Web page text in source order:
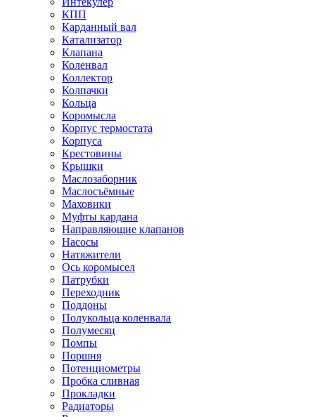
КПП
Карданный вал
Катализатор
Клапана
Коленвал
Коллектор
Колпачки
Кольца
Коромысла
Корпус термостата
Корпуса
Крестовины
Крышки
Маслозаборник
Маслосъёмные
Маховики
Муфты кардана
Направляющие клапанов
Насосы
Натяжители
Ось коромысел
Патрубки
Переходник
Поддоны
Полукольца коленвала
Полумесяц
Помпы
Поршня
Потенциометры
Пробка сливная
Прокладки
Радиаторы